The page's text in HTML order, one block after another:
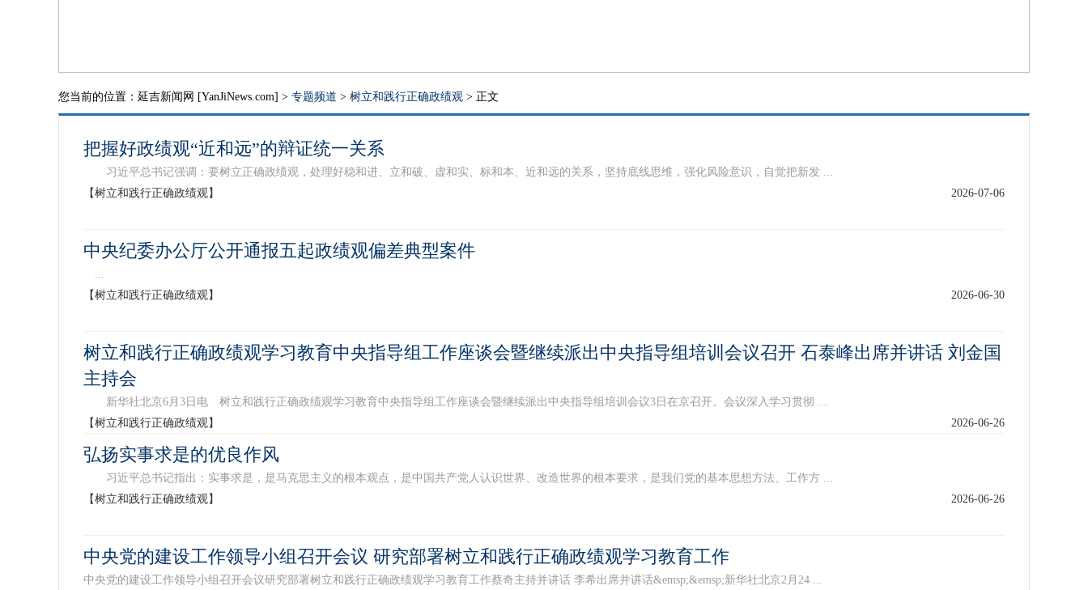
您当前的位置：延吉新闻网 [YanJiNews.com] > 专题频道 > 树立和践行正确政绩观 > 正文
把握好政绩观“近和远”的辩证统一关系
习近平总书记强调：要树立正确政绩观，处理好稳和进、立和破、虚和实、标和本、近和远的关系，坚持底线思维，强化风险意识，自觉把新发 ...
2026-07-06
【树立和践行正确政绩观】
中央纪委办公厅公开通报五起政绩观偏差典型案件
...
2026-06-30
【树立和践行正确政绩观】
树立和践行正确政绩观学习教育中央指导组工作座谈会暨继续派出中央指导组培训会议召开 石泰峰出席并讲话 刘金国
主持会
新华社北京6月3日电 树立和践行正确政绩观学习教育中央指导组工作座谈会暨继续派出中央指导组培训会议3日在京召开。会议深入学习贯彻 ...
2026-06-26
【树立和践行正确政绩观】
弘扬实事求是的优良作风
习近平总书记指出：实事求是，是马克思主义的根本观点，是中国共产党人认识世界、改造世界的根本要求，是我们党的基本思想方法、工作方 ...
2026-06-26
【树立和践行正确政绩观】
中央党的建设工作领导小组召开会议 研究部署树立和践行正确政绩观学习教育工作
中央党的建设工作领导小组召开会议研究部署树立和践行正确政绩观学习教育工作蔡奇主持并讲话 李希出席并讲话&emsp;&emsp;新华社北京2月24 ...